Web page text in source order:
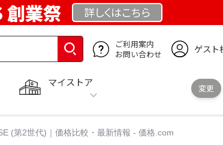
創業祭 詳しくはこちら
ご利用案内
お問い合わせ
ゲスト
マイストア
変更
(第2世代)｜価格比較・最新情報 - 価格.com